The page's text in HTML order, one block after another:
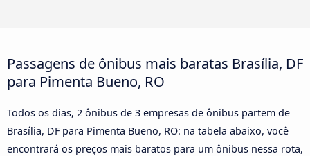
Passagens de ônibus mais baratas Brasília, DF
para Pimenta Bueno, RO
Todos os dias, 2 ônibus de 3 empresas de ônibus partem de
Brasília, DF para Pimenta Bueno, RO: na tabela abaixo, você
encontrará os preços mais baratos para um ônibus nessa rota,